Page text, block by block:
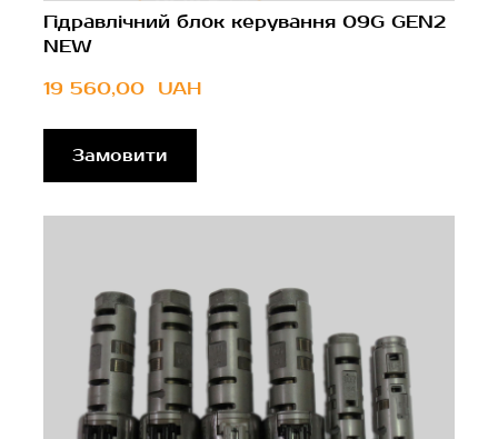
Гідравлічний блок керування 09G GEN2
NEW
19 560,00  UAH
Замовити